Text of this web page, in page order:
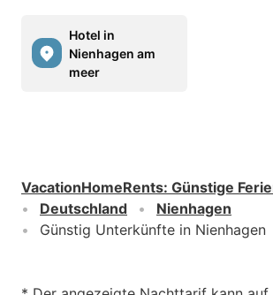
Hotel in
Nienhagen am
meer
VacationHomeRents: Günstige
Deutschland
Nienhagen
Günstig Unterkünfte in Nienhagen